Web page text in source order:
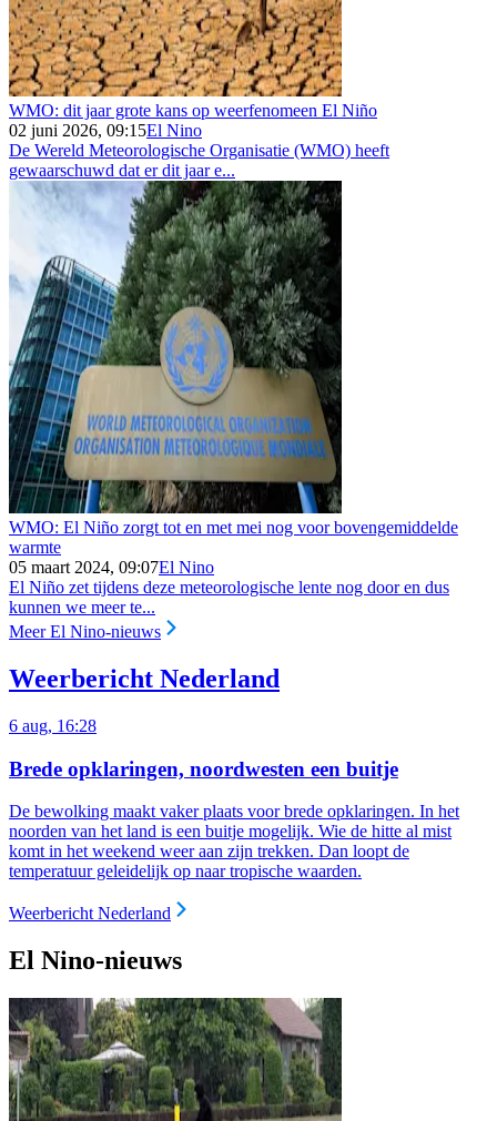
WMO: dit jaar grote kans op weerfenomeen El Niño
02 juni 2026, 09:15El Nino
De Wereld Meteorologische Organisatie (WMO) heeft
gewaarschuwd dat er dit jaar e...
WMO: El Niño zorgt tot en met mei nog voor bovengemiddelde
warmte
05 maart 2024, 09:07El Nino
El Niño zet tijdens deze meteorologische lente nog door en dus
kunnen we meer te...
Meer El Nino-nieuws
Weerbericht Nederland
6 aug, 16:28
Brede opklaringen, noordwesten een buitje
De bewolking maakt vaker plaats voor brede opklaringen. In het
noorden van het land is een buitje mogelijk. Wie de hitte al mist
komt in het weekend weer aan zijn trekken. Dan loopt de
temperatuur geleidelijk op naar tropische waarden.
Weerbericht Nederland
El Nino-nieuws